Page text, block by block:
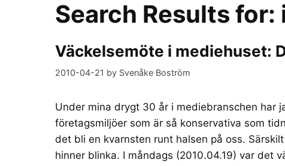
Search Results for:
Väckelsemöte i mediehuset:
2010-04-21 by Svenåke Boström
Under mina drygt 30 år i mediebranschen har
företagsmiljöer som är så konservativa som
det bli en kvarnsten runt halsen på oss.
hinner blinka. I måndags (2010.04.19) var det